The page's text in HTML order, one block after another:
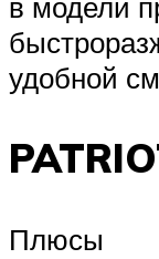
удобной
Плюсы